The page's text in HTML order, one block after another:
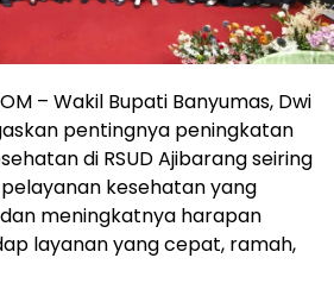
– Wakil Bupati Banyumas, Dwi
pentingnya peningkatan
di RSUD Ajibarang seiring
kesehatan yang
meningkatnya harapan
layanan yang cepat, ramah,